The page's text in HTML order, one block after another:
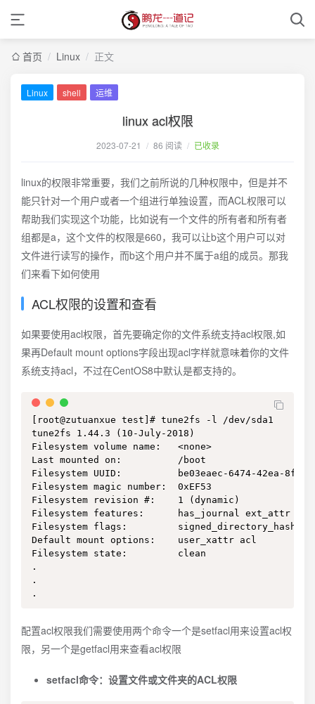
首页 / Linux / 正文
Linux shell 运维
linux acl权限
2023-07-21 / 86 阅读 / 已收录
linux的权限非常重要，我们之前所说的几种权限中，但是并不
能只针对一个用户或者一个组进行单独设置，而ACL权限可以
帮助我们实现这个功能，比如说有一个文件的所有者和所有者
组都是a，这个文件的权限是660，我可以让b这个用户可以对
文件进行读写的操作，而b这个用户并不属于a组的成员。那我
们来看下如何使用
ACL权限的设置和查看
如果要使用acl权限，首先要确定你的文件系统支持acl权限,如
果再Default mount options字段出现acl字样就意味着你的文件
系统支持acl，不过在CentOS8中默认是都支持的。
[root@zutuanxue test]# tune2fs -l /dev/sda1
tune2fs 1.44.3 (10-July-2018)
Filesystem volume name:   <none>
Last mounted on:          /boot
Filesystem UUID:          be03eaec-6474-42ea-8f79-
Filesystem magic number:  0xEF53
Filesystem revision #:    1 (dynamic)
Filesystem features:      has_journal ext_attr
Filesystem flags:         signed_directory_hash
Default mount options:    user_xattr acl
Filesystem state:         clean
.
.
.
配置acl权限我们需要使用两个命令一个是setfacl用来设置acl权
限，另一个是getfacl用来查看acl权限
setfacl命令：设置文件或文件夹的ACL权限